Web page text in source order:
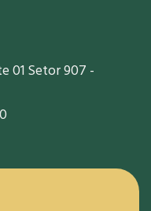
01 Setor 907 -